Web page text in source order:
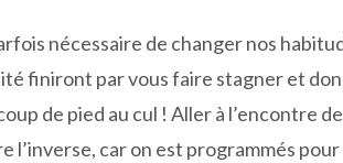
nécessaire de changer nos
finiront par vous faire stagner et
de pied au cul ! Aller à l’encontre
l’inverse, car on est programmés